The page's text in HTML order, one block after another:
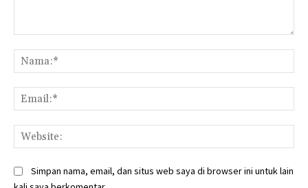
Simpan nama, email, dan situs web saya di browser ini untuk lain